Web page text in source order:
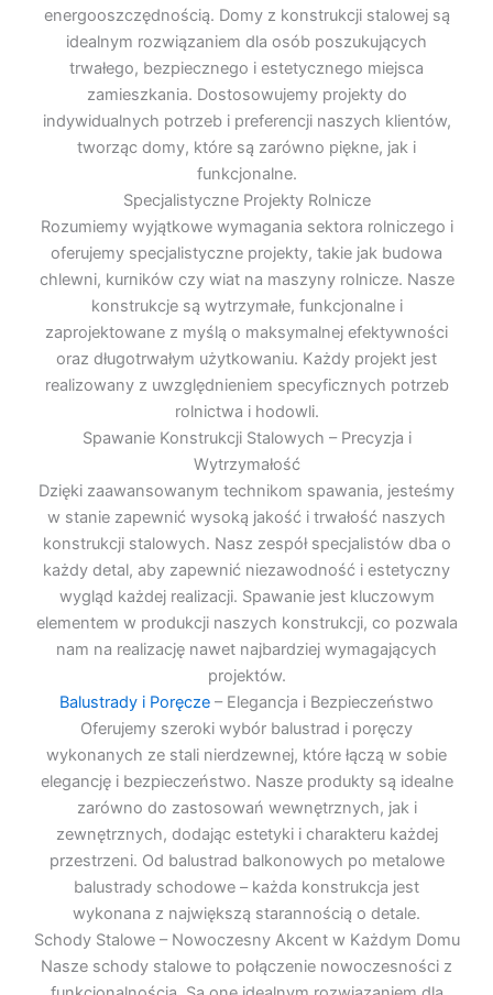
energooszczędnością. Domy z konstrukcji stalowej są
idealnym rozwiązaniem dla osób poszukujących
trwałego, bezpiecznego i estetycznego miejsca
zamieszkania. Dostosowujemy projekty do
indywidualnych potrzeb i preferencji naszych klientów,
tworząc domy, które są zarówno piękne, jak i
funkcjonalne.
Specjalistyczne Projekty Rolnicze
Rozumiemy wyjątkowe wymagania sektora rolniczego i
oferujemy specjalistyczne projekty, takie jak budowa
chlewni, kurników czy wiat na maszyny rolnicze. Nasze
konstrukcje są wytrzymałe, funkcjonalne i
zaprojektowane z myślą o maksymalnej efektywności
oraz długotrwałym użytkowaniu. Każdy projekt jest
realizowany z uwzględnieniem specyficznych potrzeb
rolnictwa i hodowli.
Spawanie Konstrukcji Stalowych – Precyzja i
Wytrzymałość
Dzięki zaawansowanym technikom spawania, jesteśmy
w stanie zapewnić wysoką jakość i trwałość naszych
konstrukcji stalowych. Nasz zespół specjalistów dba o
każdy detal, aby zapewnić niezawodność i estetyczny
wygląd każdej realizacji. Spawanie jest kluczowym
elementem w produkcji naszych konstrukcji, co pozwala
nam na realizację nawet najbardziej wymagających
projektów.
Balustrady i Poręcze – Elegancja i Bezpieczeństwo
Oferujemy szeroki wybór balustrad i poręczy
wykonanych ze stali nierdzewnej, które łączą w sobie
elegancję i bezpieczeństwo. Nasze produkty są idealne
zarówno do zastosowań wewnętrznych, jak i
zewnętrznych, dodając estetyki i charakteru każdej
przestrzeni. Od balustrad balkonowych po metalowe
balustrady schodowe – każda konstrukcja jest
wykonana z największą starannością o detale.
Schody Stalowe – Nowoczesny Akcent w Każdym Domu
Nasze schody stalowe to połączenie nowoczesności z